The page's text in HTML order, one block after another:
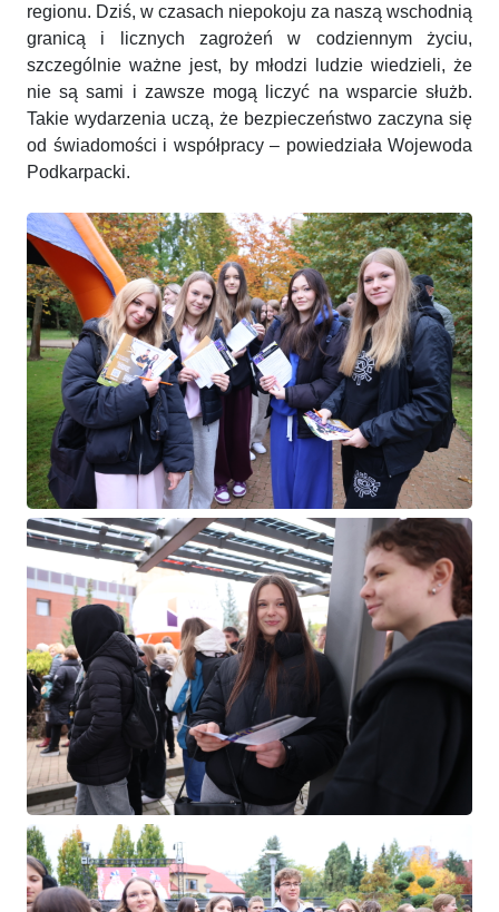
regionu. Dziś, w czasach niepokoju za naszą wschodnią
granicą i licznych zagrożeń w codziennym życiu,
szczególnie ważne jest, by młodzi ludzie wiedzieli, że
nie są sami i zawsze mogą liczyć na wsparcie służb.
Takie wydarzenia uczą, że bezpieczeństwo zaczyna się
od świadomości i współpracy – powiedziała Wojewoda
Podkarpacki.